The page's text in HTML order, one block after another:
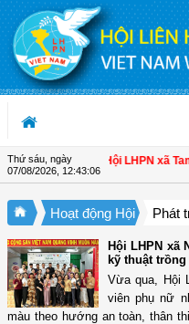
Truy cập nội dung luôn
Thứ sáu, ngày
07/08/2026, 12:43:07
hội viên | Hội LHPN xã Tam
Hoạt động Hội Phát
Hội LHPN xã
kỹ thuật
Vừa qua, Hội
viên phụ nữ
màu theo hướng an toàn, thân